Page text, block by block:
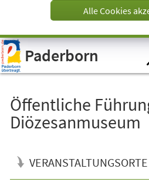
Visuelle
Assistenzsoftware
öffnen.
Alle Cookies
Paderborn
Öffentliche
Diözesanmuseum
VERANSTALTUNGSORTE